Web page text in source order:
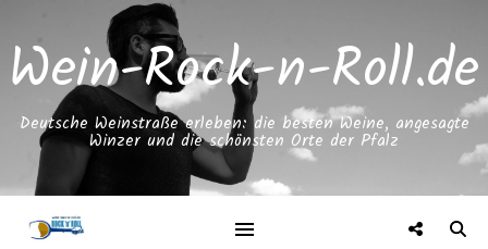
Wein-Rock-n-Roll.de
Deutsche Weinstraße erleben: die besten Weine, angesagte
Winzer und die schönsten Orte der Pfalz